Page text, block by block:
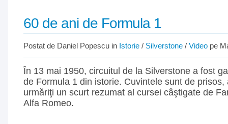
60 de ani de Formula 1
Postat de Daniel Popescu in Istorie / Silverstone / Video pe
În 13 mai 1950, circuitul de la Silverstone a fost
de Formula 1 din istorie. Cuvintele sunt de prisos,
urmăriţi un scurt rezumat al cursei câştigate de
Alfa Romeo.